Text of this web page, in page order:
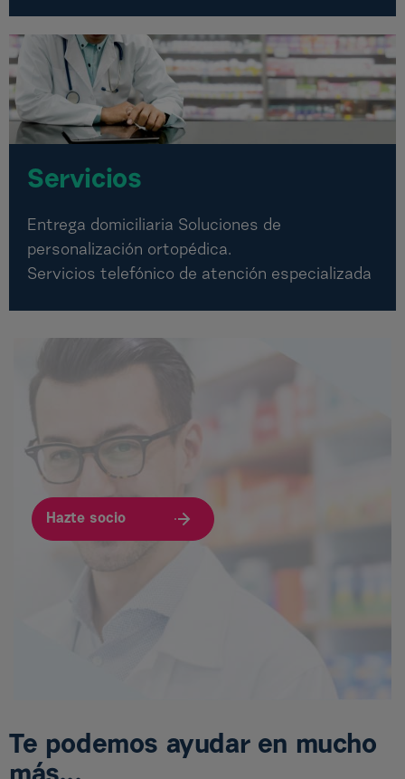
Servicios
Entrega domiciliaria Soluciones de
personalización ortopédica.
Servicios telefónico de atención especializada
Hazte socio
Te podemos ayudar en mucho